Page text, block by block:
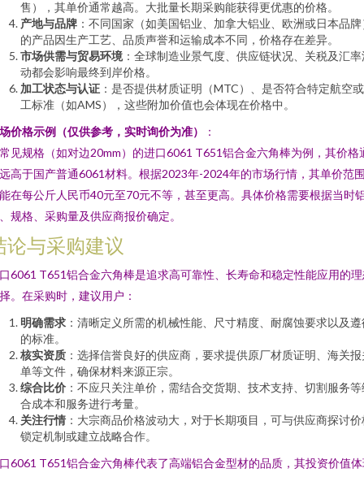
售），其单价通常越高。大批量长期采购能获得更优惠的价格。
产地与品牌 ：不同国家（如美国铝业、加拿大铝业、欧洲或日本品牌
的产品因生产工艺、品质声誉和运输成本不同，价格存在差异。
市场供需与贸易环境 ：全球制造业景气度、供应链状况、关税及汇
动都会影响最终到岸价格。
加工状态与认证 ：是否提供材质证明（MTC）、是否符合特定航空
工标准（如AMS），这些附加价值也会体现在价格中。
价格示例（仅供参考，实时询价为准）
：
见规格（如对边20mm）的进口6061 T651铝合金六角棒为例，其价格
高于国产普通6061材料。根据2023年-2024年的市场行情，其单价范
在每公斤人民币40元至70元不等，甚至更高。具体价格需要根据当时
规格、采购量及供应商报价确定。
论与采购建议
6061 T651铝合金六角棒是追求高可靠性、长寿命和稳定性能应用的
。在采购时，建议用户：
明确需求 ：清晰定义所需的机械性能、尺寸精度、耐腐蚀要求以及遵
的标准。
核实资质 ：选择信誉良好的供应商，要求提供原厂材质证明、海关报
单等文件，确保材料来源正宗。
综合比价 ：不应只关注单价，需结合交货期、技术支持、切割服务等
合成本和服务进行考量。
关注行情 ：大宗商品价格波动大，对于长期项目，可与供应商探讨价
锁定机制或建立战略合作。
6061 T651铝合金六角棒代表了高端铝合金型材的品质，其投资价值